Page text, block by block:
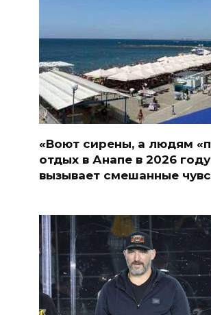
«Воют сирены, а людям
отдых в Анапе в 2026 году
вызывает смешанные